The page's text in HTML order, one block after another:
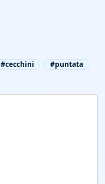
#cecchini
#puntata